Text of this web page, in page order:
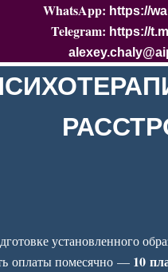
WhatsApp: https://
Telegram: https://
установленного
оплаты помесячно — 10